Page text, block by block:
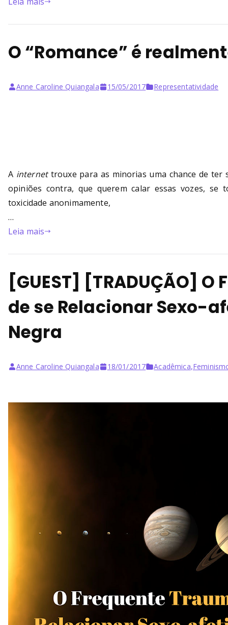
O “Romance” é
Anne Caroline Quiangala 15/05/2017 Representatividade
A internettrouxe para as minorias uma chance de
opiniões contra, que querem calar essas vozes,
toxicidade anonimamente,
…
Leia mais
[GUEST] [TRADUÇÃO]
de se Relacionar Sexo-
Negra
Anne Caroline Quiangala 18/01/2017 Acadêmica,